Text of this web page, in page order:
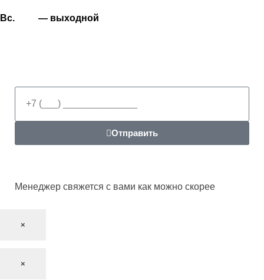
Вс. — выходной
Отправить
Менеджер свяжется с вами как можно скорее
×
×